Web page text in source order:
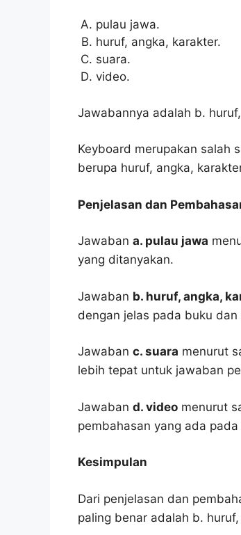
pulau jawa.
huruf, angka, karakter.
suara.
video.
Jawabannya adalah b.
Keyboard merupakan salah
berupa huruf, angka,
Penjelasan dan
Jawaban a. pulau jawa
yang ditanyakan.
Jawaban b. huruf, angka,
dengan jelas pada buku
Jawaban c. suara menurut
lebih tepat untuk jawaban
Jawaban d. video menurut
pembahasan yang ada
Kesimpulan
Dari penjelasan dan
paling benar adalah b.